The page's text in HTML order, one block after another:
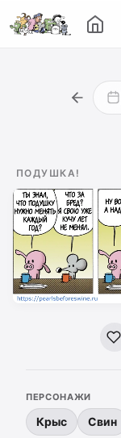
ПОДУШКА!
ПЕРСОНАЖИ
Крыс Свин